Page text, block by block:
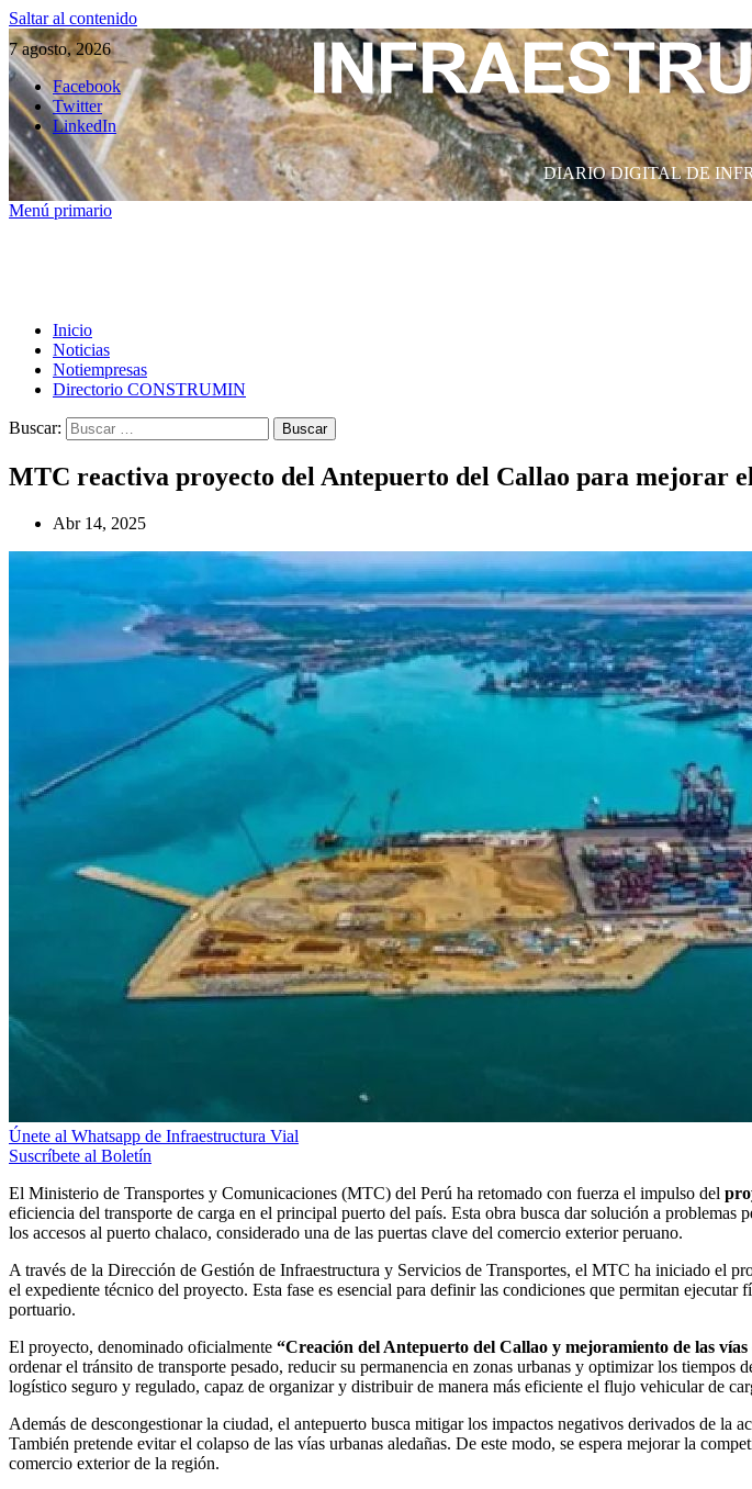
Saltar al contenido
7 agosto, 2026
Facebook
Twitter
LinkedIn
DIARIO DIGITAL DE
Menú primario
Inicio
Noticias
Notiempresas
Directorio CONSTRUMIN
Buscar:
MTC reactiva proyecto del Antepuerto del Callao para mejorar
Abr 14, 2025
Únete al Whatsapp de Infraestructura Vial
Suscríbete al Boletín
El Ministerio de Transportes y Comunicaciones (MTC) del Perú ha retomado con fuerza el impulso del
eficiencia del transporte de carga en el principal puerto del país. Esta obra busca dar solución a
los accesos al puerto chalaco, considerado una de las puertas clave del comercio exterior peruano.
A través de la Dirección de Gestión de Infraestructura y Servicios de Transportes, el MTC ha iniciado el
el expediente técnico del proyecto. Esta fase es esencial para definir las condiciones que permitan
portuario.
El proyecto, denominado oficialmente “Creación del Antepuerto del Callao y mejoramiento de las
ordenar el tránsito de transporte pesado, reducir su permanencia en zonas urbanas y optimizar los
logístico seguro y regulado, capaz de organizar y distribuir de manera más eficiente el flujo vehicular de
Además de descongestionar la ciudad, el antepuerto busca mitigar los impactos negativos derivados de
También pretende evitar el colapso de las vías urbanas aledañas. De este modo, se espera mejorar la
comercio exterior de la región.